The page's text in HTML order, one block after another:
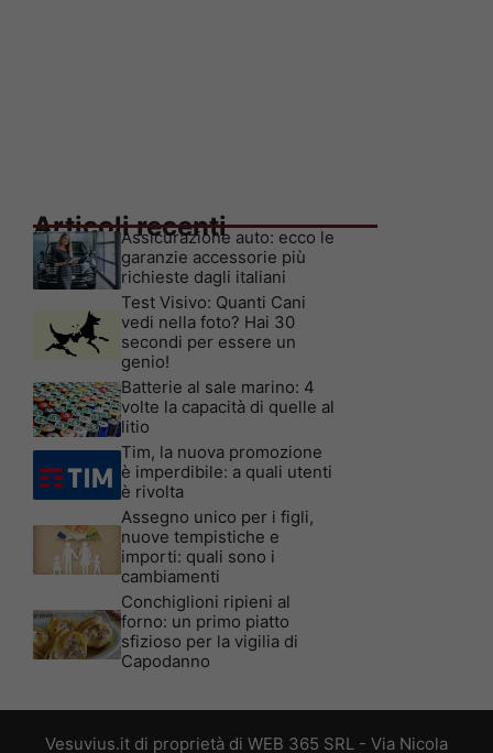
Articoli recenti
Assicurazione auto: ecco le
garanzie accessorie più
richieste dagli italiani
Test Visivo: Quanti Cani
vedi nella foto? Hai 30
secondi per essere un
genio!
Batterie al sale marino: 4
volte la capacità di quelle al
litio
Tim, la nuova promozione
è imperdibile: a quali utenti
è rivolta
Assegno unico per i figli,
nuove tempistiche e
importi: quali sono i
cambiamenti
Conchiglioni ripieni al
forno: un primo piatto
sfizioso per la vigilia di
Capodanno
Vesuvius.it di proprietà di WEB 365 SRL - Via Nicola